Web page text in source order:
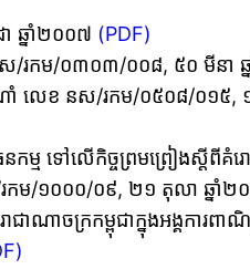
ឆ្នាំ២០០៧ (PDF)
ស/រកម/០៣០៣/០០៨, ៥០ មីនា
ដំណាំ លេខ នស/រកម/០៥០៨/០១៥
ម្ម ទៅលើកិច្ចព្រមព្រៀងស្តីពីគំរ
កម/១០០០/០៩, ២១ តុលា ឆ្នាំ២
ណាចក្រកម្ពុជាក្នុងអង្គការពា